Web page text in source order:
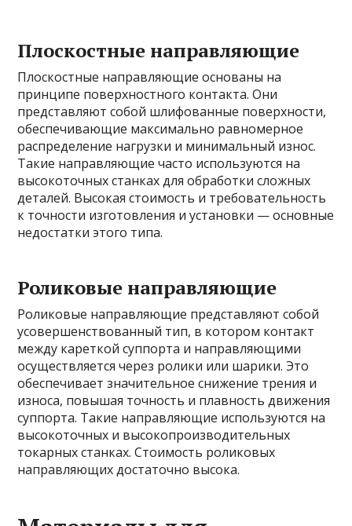
Плоскостные направляющие
Плоскостные направляющие основаны на
принципе поверхностного контакта. Они
представляют собой шлифованные поверхности,
обеспечивающие максимально равномерное
распределение нагрузки и минимальный износ.
Такие направляющие часто используются на
высокоточных станках для обработки сложных
деталей. Высокая стоимость и требовательность
к точности изготовления и установки — основные
недостатки этого типа.
Роликовые направляющие
Роликовые направляющие представляют собой
усовершенствованный тип, в котором контакт
между кареткой суппорта и направляющими
осуществляется через ролики или шарики. Это
обеспечивает значительное снижение трения и
износа, повышая точность и плавность движения
суппорта. Такие направляющие используются на
высокоточных и высокопроизводительных
токарных станках. Стоимость роликовых
направляющих достаточно высока.